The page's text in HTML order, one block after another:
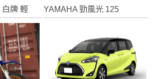
花蓮自由行自助行程
通水管後排水變快？背...
花蓮租車推薦2019...
YAMAHA 勁風光 125